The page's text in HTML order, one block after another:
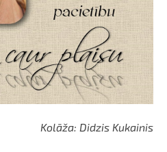
Kolāža: Didzis Kukainis